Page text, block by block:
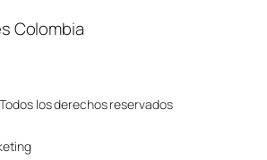
Colombia
los derechos reservados